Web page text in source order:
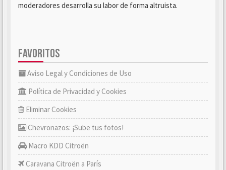
moderadores desarrolla su labor de forma altruista.
FAVORITOS
Aviso Legal y Condiciones de Uso
Política de Privacidad y Cookies
Eliminar Cookies
Chevronazos: ¡Sube tus fotos!
Macro KDD Citroën
Caravana Citroën a París